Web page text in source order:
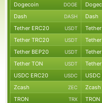
Dogecoin DOGE
Dash DASH Dash
Tether ERC20 USDT
Tether TRC20 USDT
Tether BEP20 USDT
Tether TON USDT
USDC ERC20 USDC
Zcash ZEC Zcash
TRON TRX TRON